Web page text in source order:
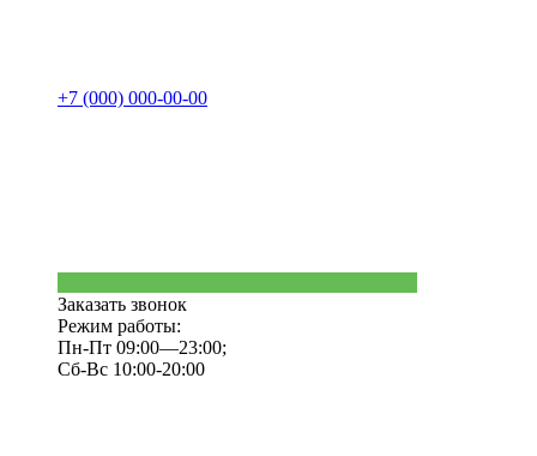
+7 (000) 000-00-00
Заказать звонок
Режим работы:
Пн-Пт 09:00—23:00;
Сб-Вс 10:00-20:00